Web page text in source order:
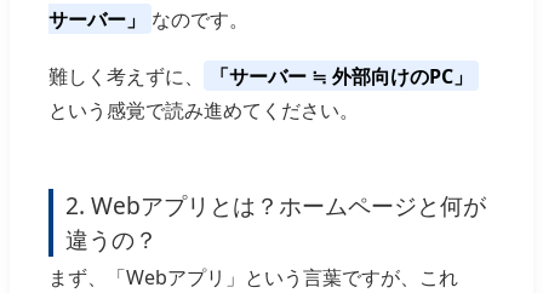
サーバー」
なのです。
難しく考えずに、
「サーバー ≒ 外部向けのPC」
という感覚で読み進めてください。
2. Webアプリとは？ホームページと何が
違うの？
まず、「Webアプリ」という言葉ですが、これ